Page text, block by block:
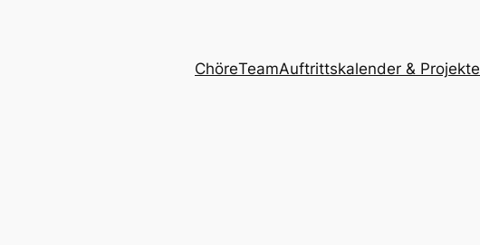
ChöreTeamAuftrittskalender & Projekte